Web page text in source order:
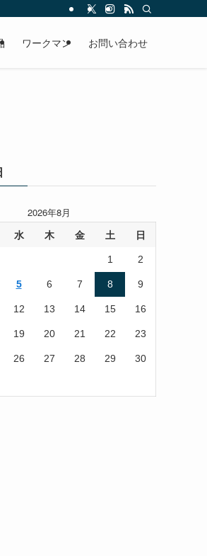
ワークマン お問い合わせ
2026年8月
水 木 金 土 日
1 2
5 6 7 8 9
12 13 14 15 16
19 20 21 22 23
26 27 28 29 30